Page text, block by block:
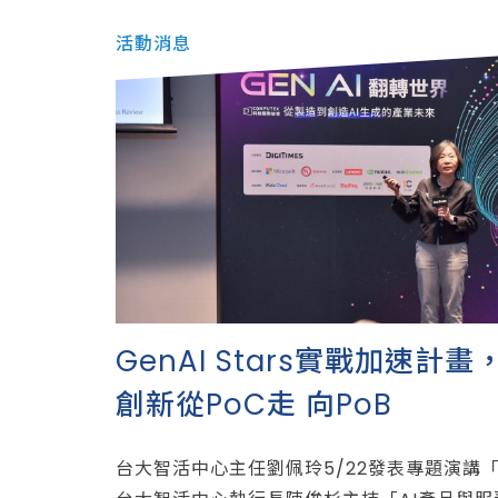
活動消息
GenAI Stars實戰加速計畫
創新從PoC走 向PoB
台大智活中心主任劉佩玲5/22發表專題演講